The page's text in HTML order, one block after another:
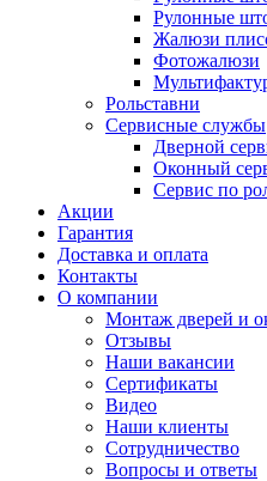
Рулонные
Жалюзи
Фотожалюзи
Рольставни
Сервисные службы
Дверной
Оконный
Сервис по
Акции
Гарантия
Доставка и оплата
Контакты
О компании
Монтаж дверей и
Отзывы
Наши вакансии
Сертификаты
Видео
Наши клиенты
Сотрудничество
Вопросы и ответы